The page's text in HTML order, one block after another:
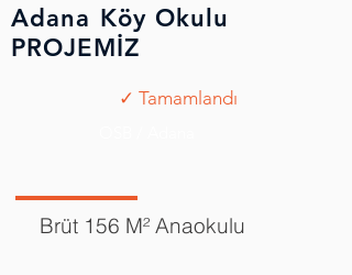
Adana Köy Okulu
PROJEMİZ
✓ Tamamlandı
Brüt 156 M² Anaokulu